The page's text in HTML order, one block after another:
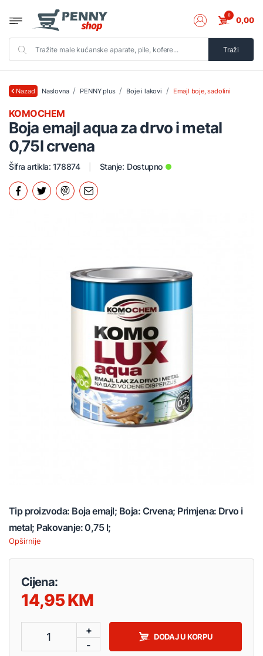
Traži
0 0,00
Nazad Naslovna PENNY plus Boje i lakovi Emajl boje, sadolini
Boja emajl aqua za drvo i metal
0,75l crvena
KOMOCHEM
Šifra artikla: 178874 Stanje: Dostupno
Tip proizvoda: Boja emajl; Boja: Crvena; Primjena: Drvo i
metal; Pakovanje: 0,75 l;
Opširnije
Cijena:
14,95
1
+
-
DODAJ U KORPU